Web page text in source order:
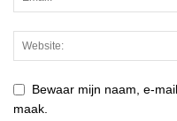
Bewaar mijn naam, e-
maak.